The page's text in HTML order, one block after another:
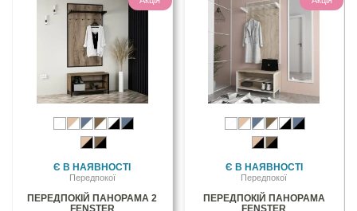
Є В НАЯВНОСТІ
Передпокої
ПЕРЕДПОКІЙ ПАНОРАМА 2
FENSTER
Є В НАЯВНОСТІ
Передпокої
ПЕРЕДПОКІЙ ПАНОРАМА
FENSTER